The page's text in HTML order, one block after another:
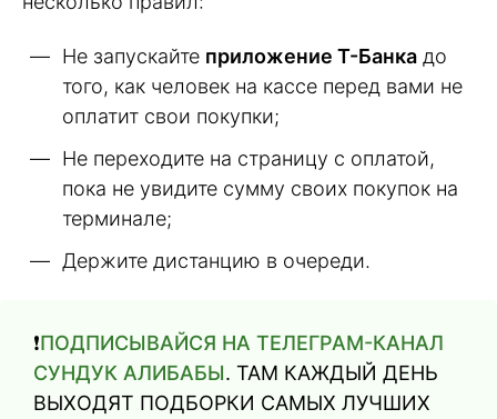
Не запускайте приложение Т-Банка до
того, как человек на кассе перед вами не
оплатит свои покупки;
Не переходите на страницу с оплатой,
пока не увидите сумму своих покупок на
терминале;
Держите дистанцию в очереди.
❗️ПОДПИСЫВАЙСЯ НА ТЕЛЕГРАМ-КАНАЛ
СУНДУК АЛИБАБЫ. ТАМ КАЖДЫЙ ДЕНЬ
ВЫХОДЯТ ПОДБОРКИ САМЫХ ЛУЧШИХ